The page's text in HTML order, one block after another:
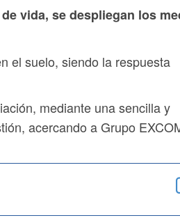
vida, se despliegan los
el suelo, siendo la respuesta
mediante una sencilla y
acercando a Grupo